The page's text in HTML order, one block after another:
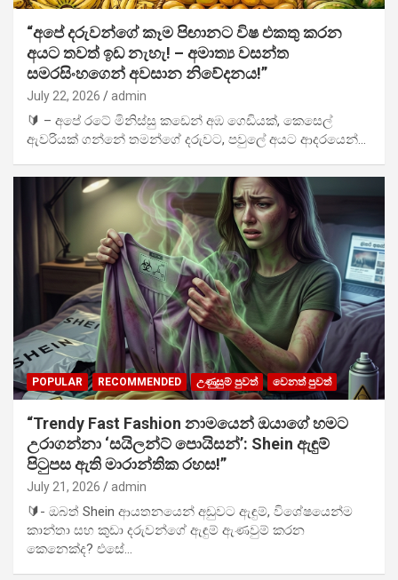
“අපේ දරුවන්ගේ කෑම පිඟානට විෂ එකතු කරන
අයට තවත් ඉඩ නැහැ! – අමාත්‍ය වසන්ත
සමරසිංහගෙන් අවසාන නිවේදනය!”
July 22, 2026 admin
🔰 – අපේ රටේ මිනිස්සු කඩෙන් අඹ ගෙඩියක්, කෙසෙල්
ඇවරියක් ගන්නේ තමන්ගේ දරුවට, පවුලේ අයට ආදරයෙන්…
POPULAR RECOMMENDED උණුසුම් පුවත් වෙනත් පුවත්
“Trendy Fast Fashion නාමයෙන් ඔයාගේ හමට
උරාගන්නා ‘සයිලන්ට් පොයිසන්’: Shein ඇඳුම්
පිටුපස ඇති මාරාන්තික රහස!”
July 21, 2026 admin
🔰- ඔබත් Shein ආයතනයෙන් අඩුවට ඇඳුම්, විශේෂයෙන්ම
කාන්තා සහ කුඩා දරුවන්ගේ ඇඳුම් ඇණවුම් කරන
කෙනෙක්ද? එසේ…